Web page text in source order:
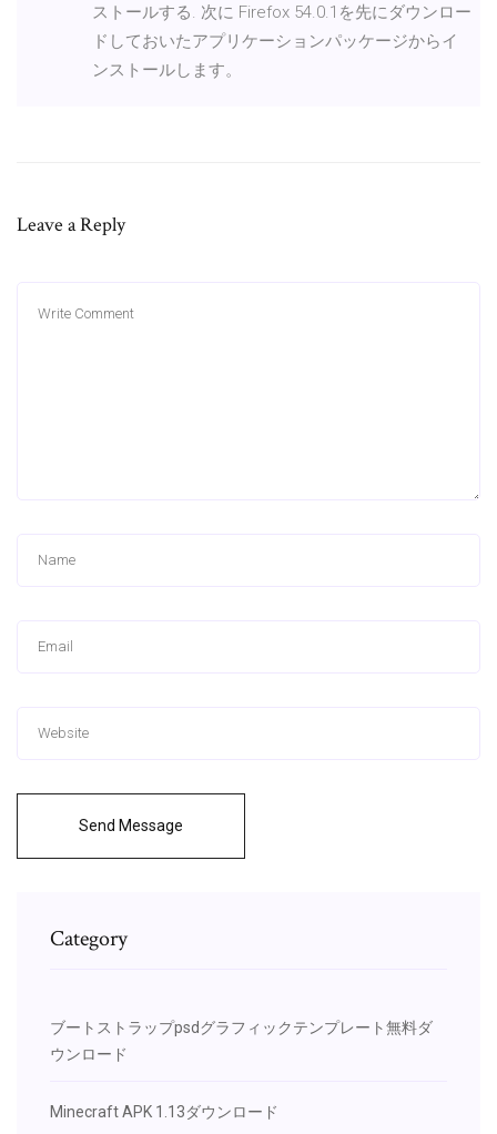
ストールする. 次に Firefox 54.0.1を先にダウンロー
ドしておいたアプリケーションパッケージからイ
ンストールします。
Leave a Reply
Send Message
Category
ブートストラップpsdグラフィックテンプレート無料ダ
ウンロード
Minecraft APK 1.13ダウンロード